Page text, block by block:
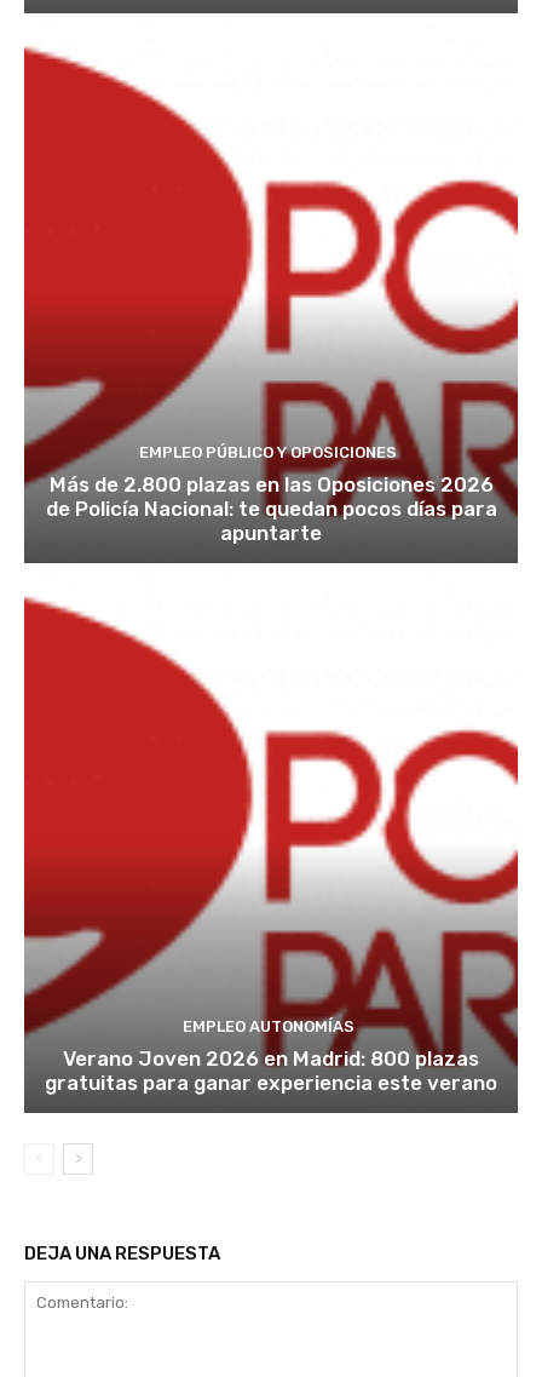
EMPLEO PÚBLICO Y OPOSICIONES
Más de 2.800 plazas en las Oposiciones 2026
de Policía Nacional: te quedan pocos días para
apuntarte
EMPLEO AUTONOMÍAS
Verano Joven 2026 en Madrid: 800 plazas
gratuitas para ganar experiencia este verano
DEJA UNA RESPUESTA